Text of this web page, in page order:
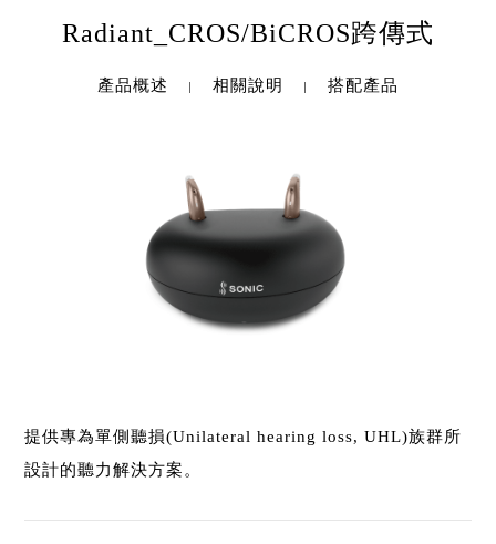
Radiant_CROS/BiCROS跨傳式
產品概述 相關說明 搭配產品
提供專為單側聽損(Unilateral hearing loss, UHL)族群所
設計的聽力解決方案。